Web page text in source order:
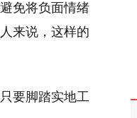
免将负面情绪
来说，这样的
要脚踏实地工